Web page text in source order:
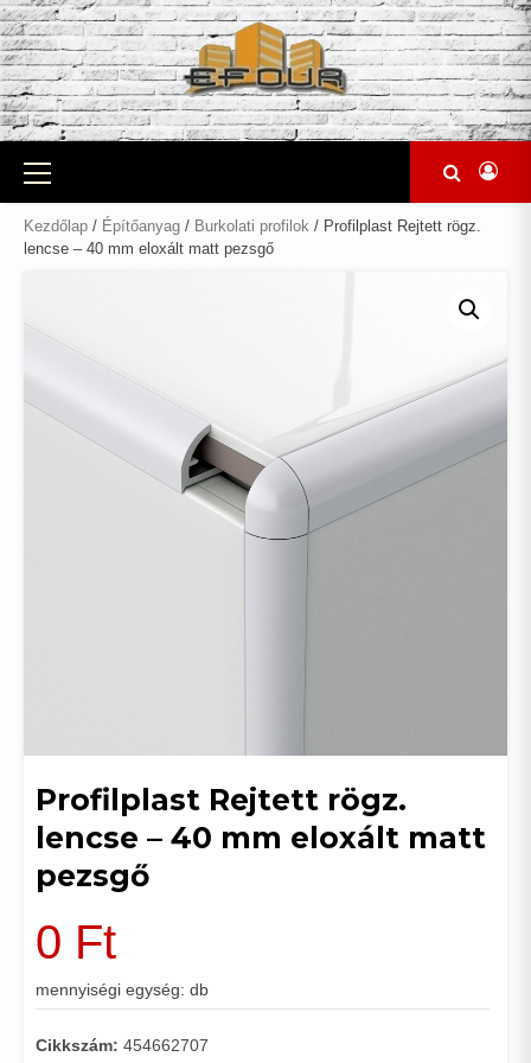
Skip
to
content
Primary
Menu
Kezdőlap / Építőanyag / Burkolati profilok / Profilplast Rejtett rögz.
lencse – 40 mm eloxált matt pezsgő
Profilplast Rejtett rögz.
lencse – 40 mm eloxált matt
pezsgő
0 Ft
mennyiségi egység: db
Cikkszám: 454662707